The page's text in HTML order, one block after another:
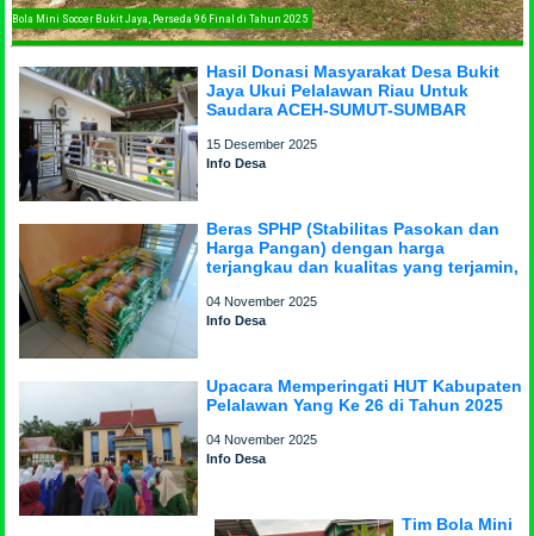
Tim Bola Mini Soccer Bukit Jaya, Perseda 96 Final di Tahun 2025
Hasil Donasi Masyarakat Desa Bukit
Jaya Ukui Pelalawan Riau Untuk
Saudara ACEH-SUMUT-SUMBAR
15 Desember 2025
Info Desa
Beras SPHP (Stabilitas Pasokan dan
Harga Pangan) dengan harga
terjangkau dan kualitas yang terjamin,
04 November 2025
Info Desa
Upacara Memperingati HUT Kabupaten
Pelalawan Yang Ke 26 di Tahun 2025
04 November 2025
Info Desa
Tim Bola Mini